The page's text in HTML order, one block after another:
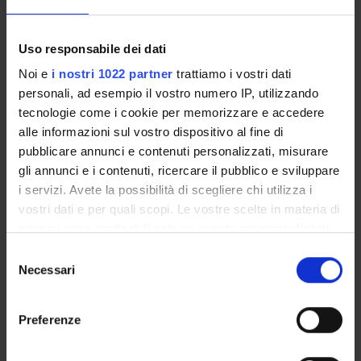
Uso responsabile dei dati
Noi e i nostri 1022 partner trattiamo i vostri dati
personali, ad esempio il vostro numero IP, utilizzando
tecnologie come i cookie per memorizzare e accedere
alle informazioni sul vostro dispositivo al fine di
pubblicare annunci e contenuti personalizzati, misurare
gli annunci e i contenuti, ricercare il pubblico e sviluppare
i servizi. Avete la possibilità di scegliere chi utilizza i
vostri dati e per quali scopi. Le vostre scelte in materia di
modificare o revocare il proprio consenso in qualsiasi
momento dalla Dichiarazione sui cookie o facendo clic
delNecessari
Preferenze
Crescere e formarsi al tempo del fascismo. Le letture del
Rimbaud, Lorca, Éluard: tre “fari” del giovane Zanzotto
Andrea Zanzotto, Traduzioni trapianti imitazioni, a cura di
Per il «Quaderno di traduzioni» di Andrea Zanzotto
ATTIVITÀ